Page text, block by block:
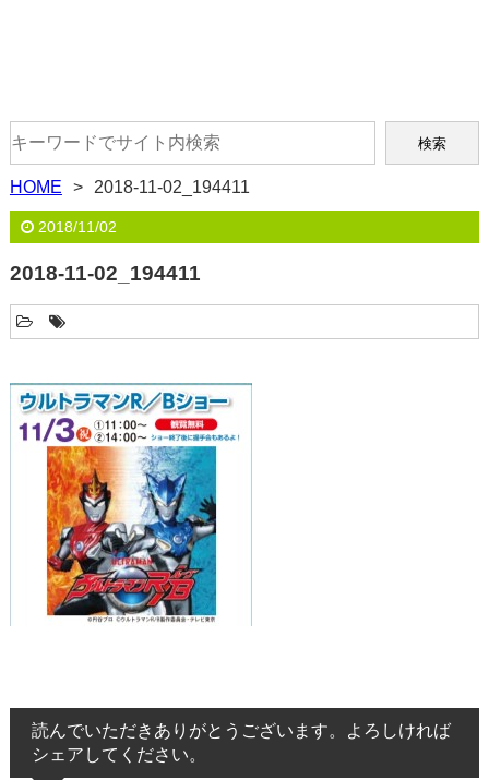
HOME 2018-11-02_194411
2018/11/02
2018-11-02_194411
読んでいただきありがとうございます。よろしければ
シェアしてください。